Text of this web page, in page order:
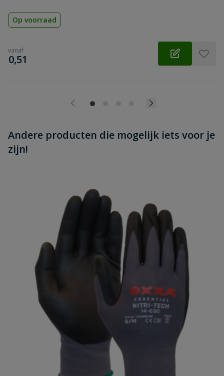
Op voorraad
vanaf
€
0,51
Andere producten die mogelijk iets voor je
zijn!